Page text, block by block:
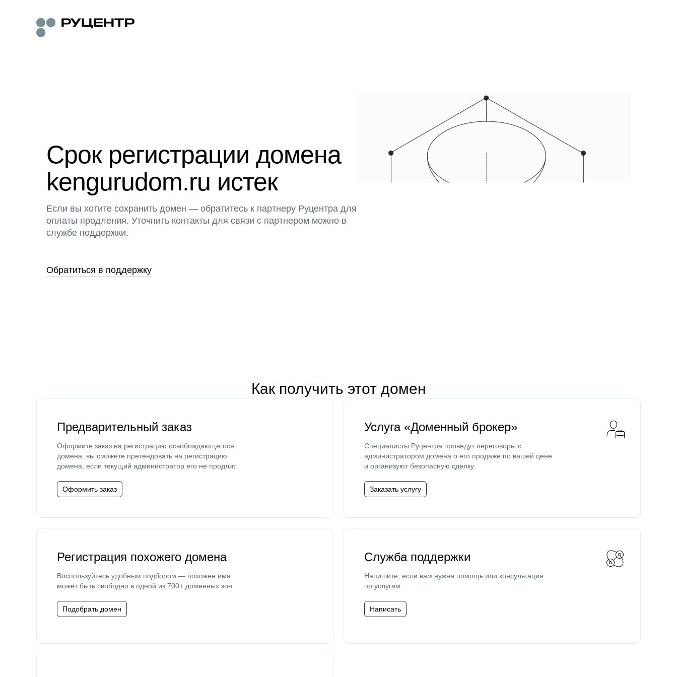
Срок регистрации домена
kengurudom.ru истек
Если вы хотите сохранить домен — обратитесь к партнеру Руцентра для
оплаты продления. Уточнить контакты для связи с партнером можно в
службе поддержки.
Обратиться в поддержку
Как получить этот домен
Предварительный заказ
Оформите заказ на регистрацию освобождающегося
домена: вы сможете претендовать на регистрацию
домена, если текущий администратор его не продлит.
Оформить заказ
Услуга «Доменный брокер»
Специалисты Руцентра проведут переговоры с
администратором домена о его продаже по вашей цене
и организуют безопасную сделку.
Заказать услугу
Регистрация похожего домена
Воспользуйтесь удобным подбором — похожее имя
может быть свободно в одной из 700+ доменных зон.
Подобрать домен
Служба поддержки
Напишите, если вам нужна помощь или консультация
по услугам.
Написать